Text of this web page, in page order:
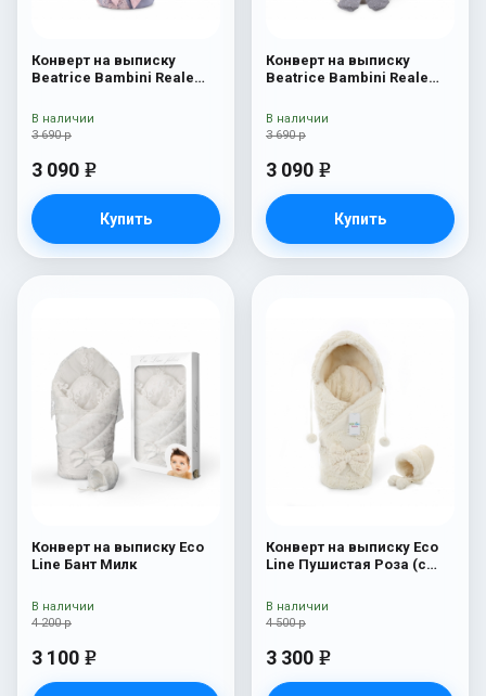
Конверт на выписку
Beatrice Bambini Reale
3 690 р
3 090 e
Купить
В наличии
Конверт на выписку
Beatrice Bambini Reale
3 690 р
3 090 e
Купить
В наличии
Конверт на выписку Eco
Line Бант Милк
4 200 р
3 100 e
В наличии
Конверт на выписку Eco
Line Пушистая Роза (с
4 500 р
3 300 e
В наличии